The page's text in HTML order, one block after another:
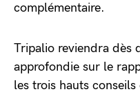
complémentaire.
Tripalio reviendra dès
approfondie sur le
les trois hauts